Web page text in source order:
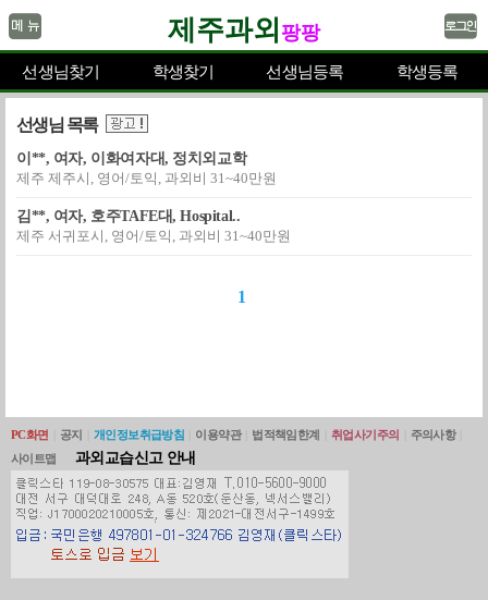
제주과외 팡팡
선생님찾기 학생찾기 선생님등록 학생등록
선생님 목록
이**, 여자, 이화여자대, 정치외교학
제주 제주시, 영어/토익, 과외비 31~40만원
김**, 여자, 호주TAFE대, Hospital..
제주 서귀포시, 영어/토익, 과외비 31~40만원
1
PC화면 공지 개인정보취급방침 이용약관 법적책임한계 취업사기주의 주의사항
사이트맵
과외교습신고 안내